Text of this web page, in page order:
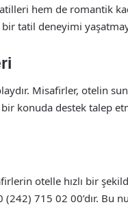
hem de romantik
tatil deneyimi
Misafirler, otelin
konuda destek talep
otelle hızlı bir
715 02 00’dır. Bu